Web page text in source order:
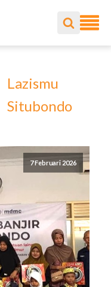
Lazismu
Situbondo
7 Februari 2026